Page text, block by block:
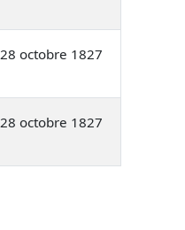
28 octobre 1827
28 octobre 1827